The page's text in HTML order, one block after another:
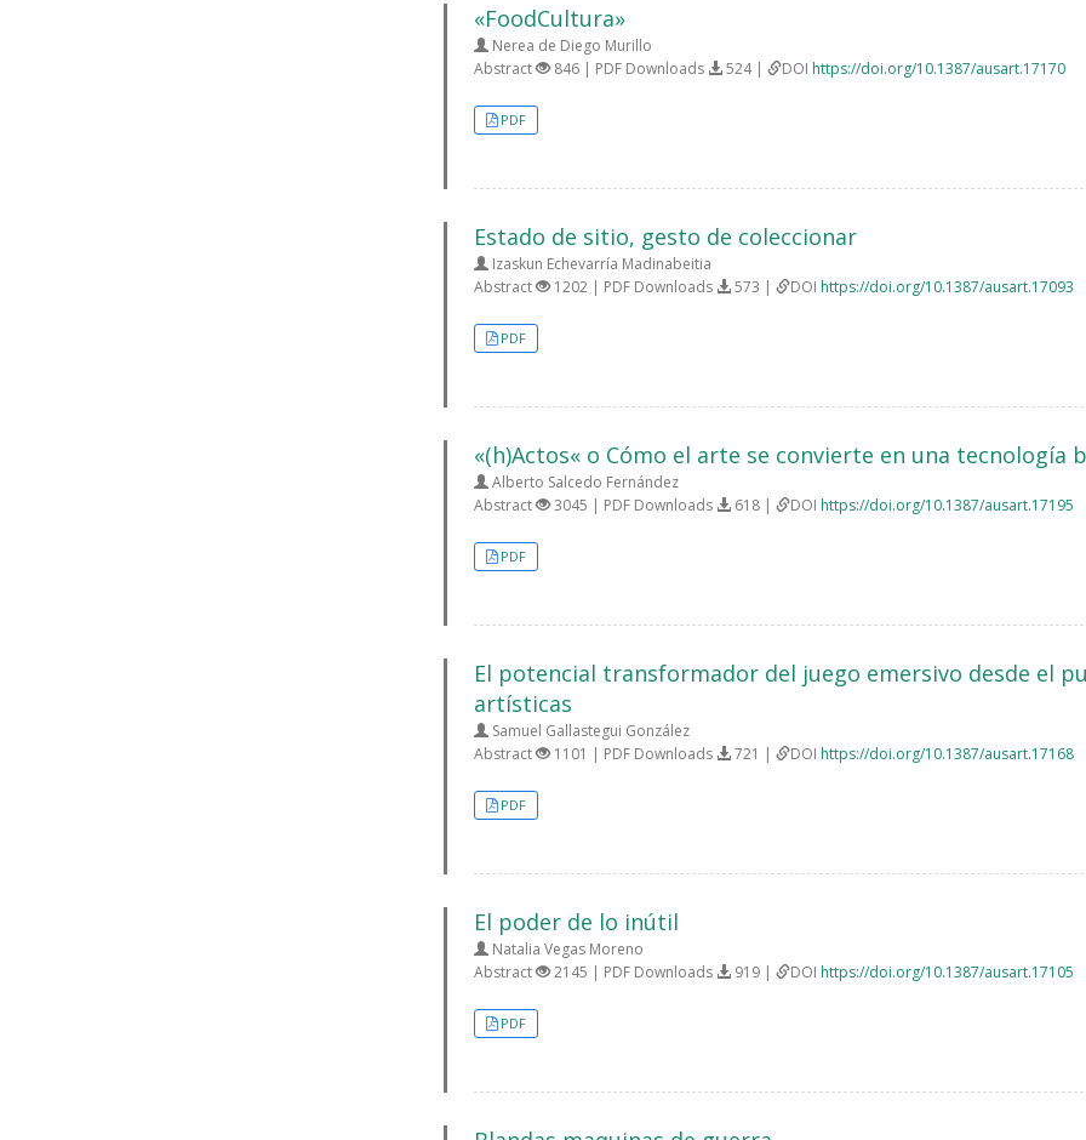
«FoodCultura»
Nerea de Diego Murillo
Abstract
846 | PDF Downloads 524 | DOI https://doi.org/10.1387/ausart.17170
PDF
Estado de sitio, gesto de coleccionar
Izaskun Echevarría Madinabeitia
Abstract
1202 | PDF Downloads 573 | DOI https://doi.org/10.1387/ausart.17093
PDF
«(h)Actos« o Cómo el arte se convierte en una tecnología
Alberto Salcedo Fernández
Abstract
3045 | PDF Downloads 618 | DOI https://doi.org/10.1387/ausart.17195
PDF
El potencial transformador del juego emersivo desde el
artísticas
Samuel Gallastegui González
Abstract
1101 | PDF Downloads 721 | DOI https://doi.org/10.1387/ausart.17168
PDF
El poder de lo inútil
Natalia Vegas Moreno
Abstract
2145 | PDF Downloads 919 | DOI https://doi.org/10.1387/ausart.17105
PDF